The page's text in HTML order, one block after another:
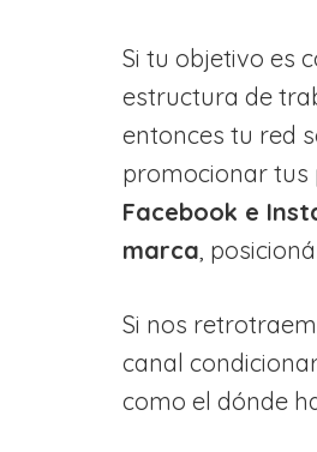
Si tu objetivo es
estructura de
entonces tu red
promocionar tus
Facebook e
marca ,
Si nos
canal
como el dónde